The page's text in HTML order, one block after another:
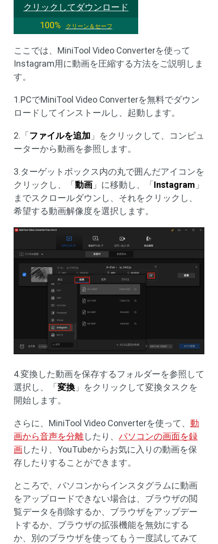
クリックしてダウンロード
100%
クリーン＆セーフ
ここでは、MiniTool Video Converterを使って
Instagram用に動画を圧縮する方法をご説明しま
す。
1.PCでMiniTool Video Converterを無料でダウン
ロードしてインストールし、起動します。
2.「 ファイルを追加 」をクリックして、コンピュ
ーターから動画を参照します。
3.ターゲットボックス内の丸で囲んだアイコンを
クリックし、「 動画 」に移動し、「 Instagram 」
までスクロールダウンし、それをクリックし、
希望する動画解像度を選択します。
4.変換した動画を保存するフォルダーを参照して
選択し、「 変換 」をクリックして変換タスクを
開始します。
さらに、MiniTool Video Converterを使って、 動
画から音声を分離したり、 パソコンの画面を録
画したり、YouTubeからお気に入りの動画を保
存したりすることができます。
ところで、パソコンからインスタグラムに動画
をアップロードできない場合は、ブラウザの閲
覧データを削除するか、ブラウザをアップデー
トするか、ブラウザの拡張機能を無効にする
か、別のブラウザを使ってもう一度試してみて